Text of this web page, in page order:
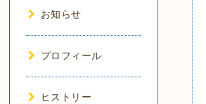
お知らせ
プロフィール
ヒストリー